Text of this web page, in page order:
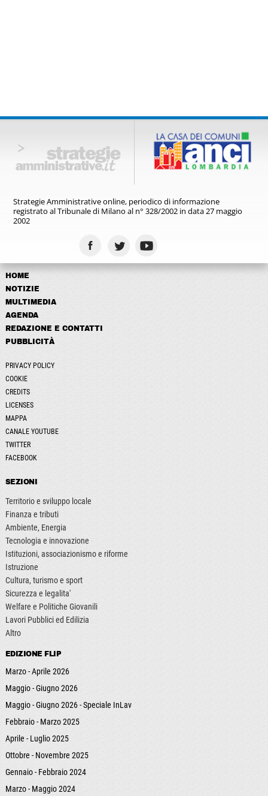
Strategie Amministrative online, periodico di informazione
registratoal Tribunale di Milano al n° 328/2002 in data 27 maggio
2002
HOME
NOTIZIE
MULTIMEDIA
AGENDA
REDAZIONE E CONTATTI
PUBBLICITÀ
PRIVACY POLICY
COOKIE
CREDITS
LICENSES
MAPPA
CANALE YOUTUBE
TWITTER
FACEBOOK
SEZIONI
Territorio e sviluppo locale
Finanza e tributi
Ambiente, Energia
Tecnologia e innovazione
Istituzioni, associazionismo e riforme
Istruzione
Cultura, turismo e sport
Sicurezza e legalita'
Welfare e Politiche Giovanili
Lavori Pubblici ed Edilizia
Altro
EDIZIONE FLIP
Marzo - Aprile 2026
Maggio - Giugno 2026
Maggio - Giugno 2026 - Speciale InLav
Febbraio - Marzo 2025
Aprile - Luglio 2025
Ottobre - Novembre 2025
Gennaio - Febbraio 2024
Marzo - Maggio 2024